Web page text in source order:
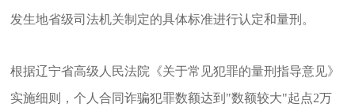
发生地省级司法机关制定的具体标准进行认定和量刑。
根据辽宁省高级人民法院《关于常见犯罪的量刑指导意见》
实施细则，个人合同诈骗犯罪数额达到"数额较大"起点2万